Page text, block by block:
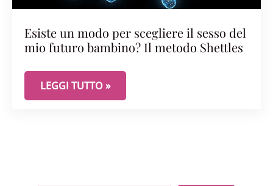
Esiste un modo per scegliere il sesso del
mio futuro bambino? Il metodo Shettles
ESISTE UN MODO PER SCEGLIERE IL SESSO DEL
LEGGI TUTTO »